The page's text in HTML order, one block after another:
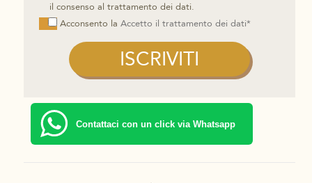
il consenso al trattamento dei dati.
Acconsento la Accetto il trattamento dei dati*
Contattaci con un click via Whatsapp